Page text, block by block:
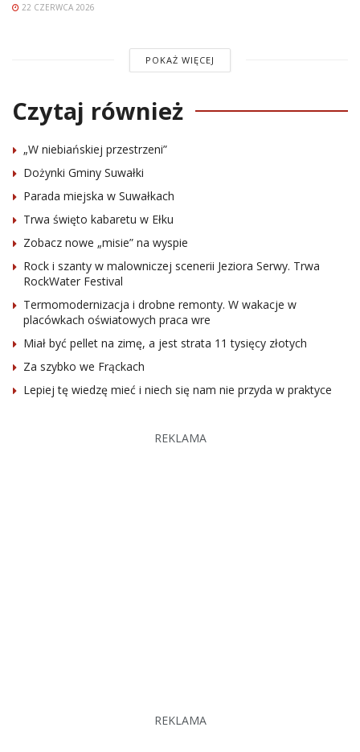
22 CZERWCA 2026
POKAŻ WIĘCEJ
Czytaj również
„W niebiańskiej przestrzeni”
Dożynki Gminy Suwałki
Parada miejska w Suwałkach
Trwa święto kabaretu w Ełku
Zobacz nowe „misie” na wyspie
Rock i szanty w malowniczej scenerii Jeziora Serwy. Trwa
RockWater Festival
Termomodernizacja i drobne remonty. W wakacje w
placówkach oświatowych praca wre
Miał być pellet na zimę, a jest strata 11 tysięcy złotych
Za szybko we Frąckach
Lepiej tę wiedzę mieć i niech się nam nie przyda w praktyce
REKLAMA
REKLAMA